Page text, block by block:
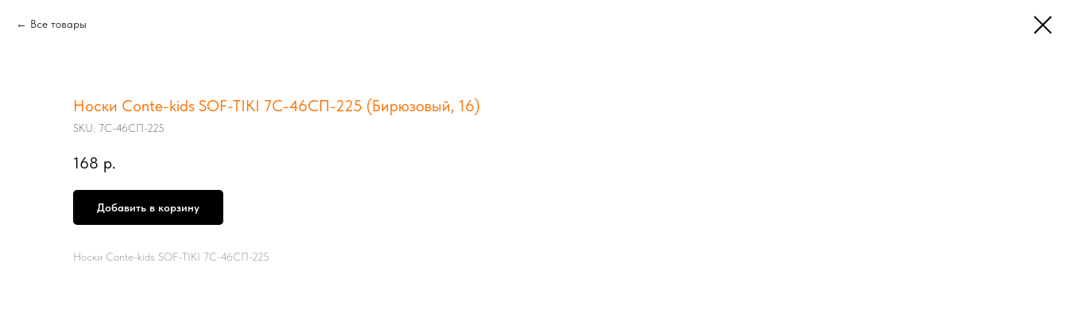
Все товары
Носки Conte-kids SOF-TIKI 7С-46СП-225 (Бирюзовый, 16)
SKU: 7С-46СП-225
168 р.
Добавить в корзину
Носки Conte-kids SOF-TIKI 7С-46СП-225